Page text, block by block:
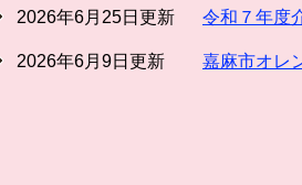
2026年6月25日更新 令和７年度
2026年6月9日更新 嘉麻市オレ